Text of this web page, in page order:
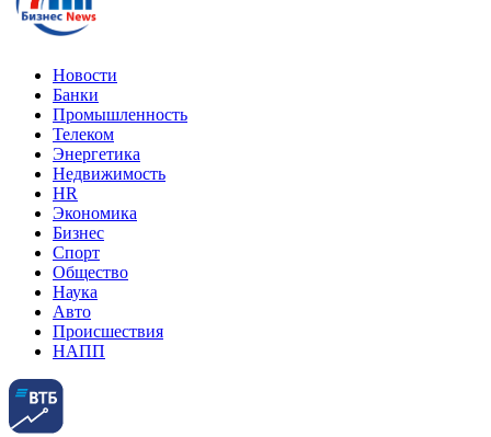
Новости
Банки
Промышленность
Телеком
Энергетика
Недвижимость
HR
Экономика
Бизнес
Спорт
Общество
Наука
Авто
Происшествия
НАПП